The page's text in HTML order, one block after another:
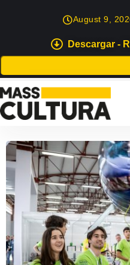
Descargar -
August 9,